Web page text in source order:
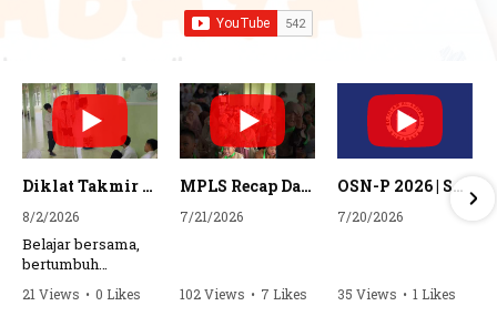
Diklat Takmir SDI Al Azhar 11 Surabaya
8/2/2026
Belajar bersama,
bertumbuh
bersama, dan siap
mengemban
21 Views • 0 Likes
MPLS Recap Day 1 - SDI Al Azhar 11 Surabaya
7/21/2026
102 Views • 7 Likes
OSN-P 2026 | SD - 20533043 - SD ISLAM AL AZHAR 11 SURABAYA | IPA
7/20/2026
35 Views • 1 Likes